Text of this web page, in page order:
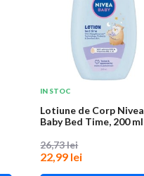
IN STOC
Lotiune de Corp Nivea
Baby Bed Time, 200 ml
26,73 lei
22,99 lei